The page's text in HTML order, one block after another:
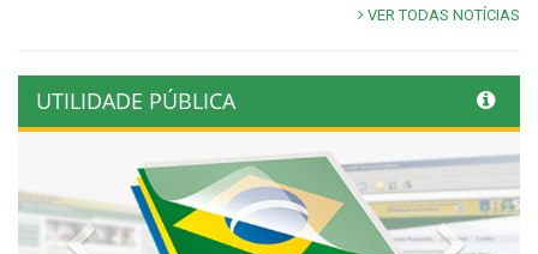
VER TODAS NOTÍCIAS
UTILIDADE PÚBLICA
Previous Next